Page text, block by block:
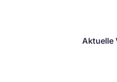
Aktuelle